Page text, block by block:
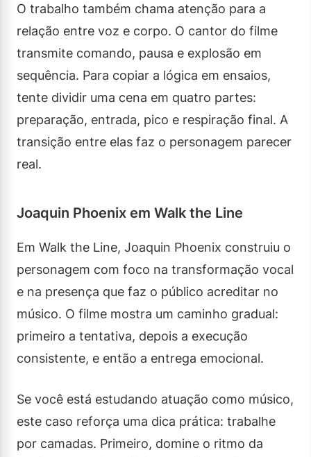
O trabalho também chama atenção para a
relação entre voz e corpo. O cantor do filme
transmite comando, pausa e explosão em
sequência. Para copiar a lógica em ensaios,
tente dividir uma cena em quatro partes:
preparação, entrada, pico e respiração final. A
transição entre elas faz o personagem parecer
real.
Joaquin Phoenix em Walk the Line
Em Walk the Line, Joaquin Phoenix construiu o
personagem com foco na transformação vocal
e na presença que faz o público acreditar no
músico. O filme mostra um caminho gradual:
primeiro a tentativa, depois a execução
consistente, e então a entrega emocional.
Se você está estudando atuação como músico,
este caso reforça uma dica prática: trabalhe
por camadas. Primeiro, domine o ritmo da